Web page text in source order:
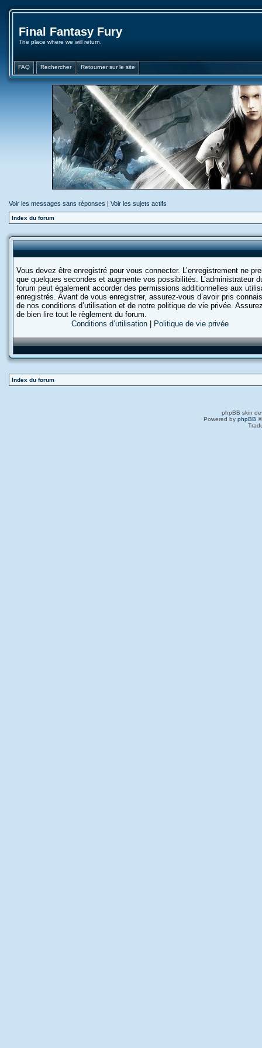
Final Fantasy Fury
The place where we will return.
FAQ Rechercher Retourner sur le site
Voir les messages sans réponses | Voir les sujets actifs
Index du forum
Vous devez être enregistré pour vous connecter. L’enregistrement ne
que quelques secondes et augmente vos possibilités. L’administrateur
forum peut également accorder des permissions additionnelles aux
enregistrés. Avant de vous enregistrer, assurez-vous d’avoir pris
de nos conditions d’utilisation et de notre politique de vie privée.
de bien lire tout le règlement du forum.
Conditions d’utilisation
Politique de vie privée
Index du forum
phpBB skin
Powered by phpBB